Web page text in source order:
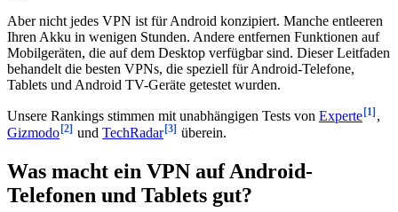
Aber nicht jedes VPN ist für Android konzipiert. Manche entleeren
Ihren Akku in wenigen Stunden. Andere entfernen Funktionen auf
Mobilgeräten, die auf dem Desktop verfügbar sind. Dieser Leitfaden
behandelt die besten VPNs, die speziell für Android-Telefone,
Tablets und Android TV-Geräte getestet wurden.
Unsere Rankings stimmen mit unabhängigen Tests von Experte [1] ,
Gizmodo [2] und TechRadar [3] überein.
Was macht ein VPN auf Android-
Telefonen und Tablets gut?